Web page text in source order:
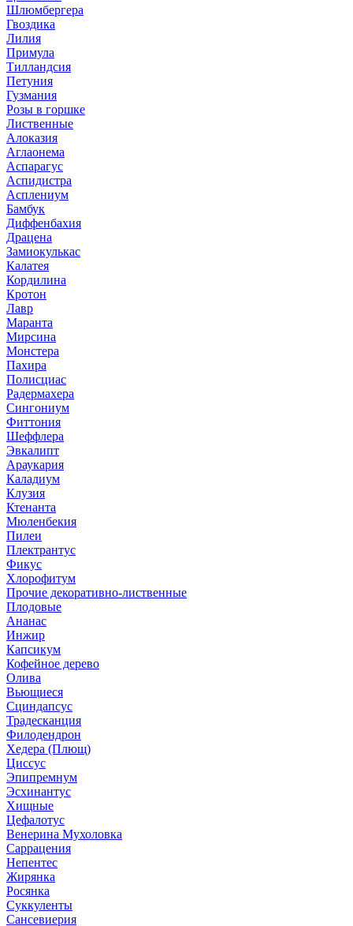
Шлюмбергера
Гвоздика
Лилия
Примула
Тилландсия
Петуния
Гузмания
Розы в горшке
Лиственные
Алоказия
Аглаонема
Аспарагус
Аспидистра
Асплениум
Бамбук
Диффенбахия
Драцена
Замиокулькас
Калатея
Кордилина
Кротон
Лавр
Маранта
Мирсина
Монстера
Пахира
Полисциас
Радермахера
Сингониум
Фиттония
Шеффлера
Эвкалипт
Араукария
Каладиум
Клузия
Ктенанта
Мюленбекия
Пилеи
Плектрантус
Фикус
Хлорофитум
Прочие декоративно-лиственные
Плодовые
Ананас
Инжир
Капсикум
Кофейное дерево
Олива
Вьющиеся
Сциндапсус
Традесканция
Филодендрон
Хедера (Плющ)
Циссус
Эпипремнум
Эсхинантус
Хищные
Цефалотус
Венерина Мухоловка
Саррацения
Непентес
Жирянка
Росянка
Суккуленты
Сансевиерия